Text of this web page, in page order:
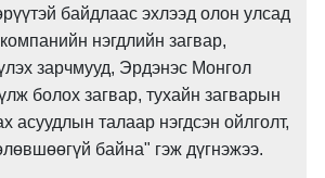
байдлаас эхлээд олон улсад
нэгдлийн загвар,
зарчмууд, Эрдэнэс Монгол
болох загвар, тухайн загварын
асуудлын талаар нэгдсэн ойлголт,
байна" гэж дүгнэжээ.